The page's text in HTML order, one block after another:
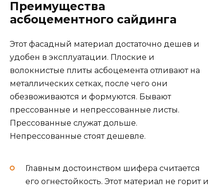
Преимущества
асбоцементного сайдинга
Этот фасадный материал достаточно дешев и
удобен в эксплуатации. Плоские и
волокнистые плиты асбоцемента отливают на
металлических сетках, после чего они
обезвоживаются и формуются. Бывают
прессованные и непрессованные листы.
Прессованные служат дольше.
Непрессованные стоят дешевле.
Главным достоинством шифера считается
его огнестойкость. Этот материал не горит и